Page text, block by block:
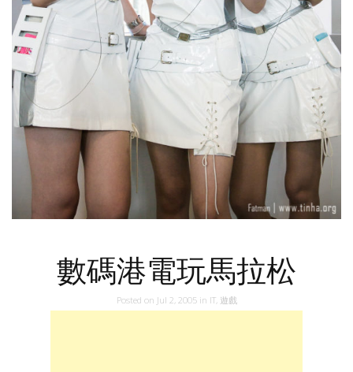
數碼港電玩馬拉松
Posted on Jul 2, 2005 in IT, 遊戲